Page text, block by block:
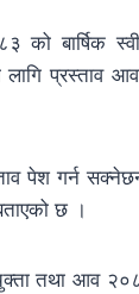
को बार्षिक
प्रस्ताव
पेश गर्न
छ ।
तथा आव